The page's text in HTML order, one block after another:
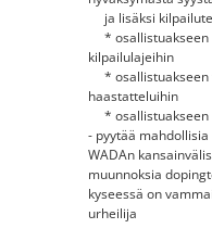
ja lisäksi
* osallistuakseen
kilpailulajeihin
* osallistuakseen
haastatteluihin
* osallistuakseen
- pyytää
WADAn
muunnoksia
kyseessä on
urheilija